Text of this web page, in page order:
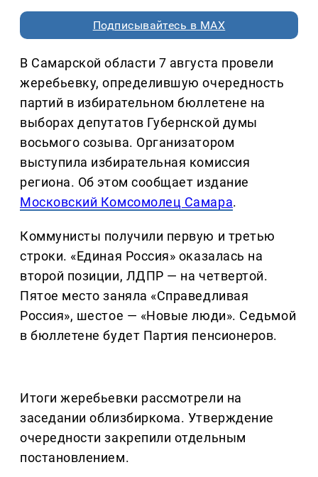
Подписывайтесь в MAX
В Самарской области 7 августа провели
жеребьевку, определившую очередность
партий в избирательном бюллетене на
выборах депутатов Губернской думы
восьмого созыва. Организатором
выступила избирательная комиссия
региона. Об этом сообщает издание
Московский Комсомолец Самара.
Коммунисты получили первую и третью
строки. «Единая Россия» оказалась на
второй позиции, ЛДПР — на четвертой.
Пятое место заняла «Справедливая
Россия», шестое — «Новые люди». Седьмой
в бюллетене будет Партия пенсионеров.
Итоги жеребьевки рассмотрели на
заседании облизбиркома. Утверждение
очередности закрепили отдельным
постановлением.